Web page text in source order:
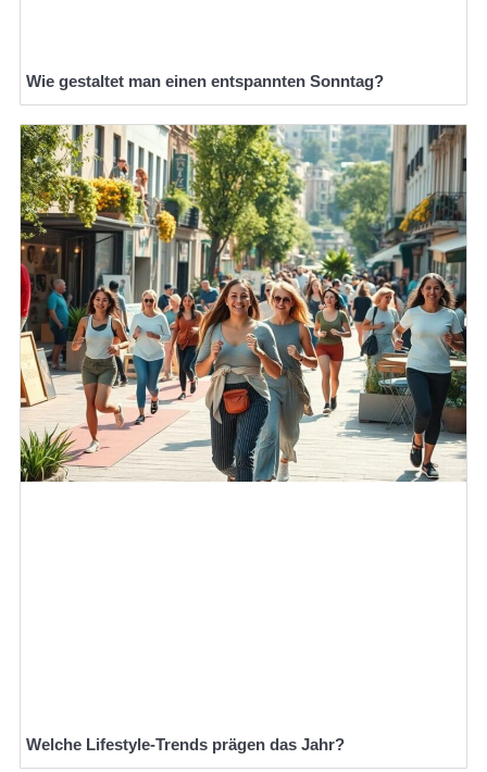
Wie gestaltet man einen entspannten Sonntag?
Welche Lifestyle-Trends prägen das Jahr?